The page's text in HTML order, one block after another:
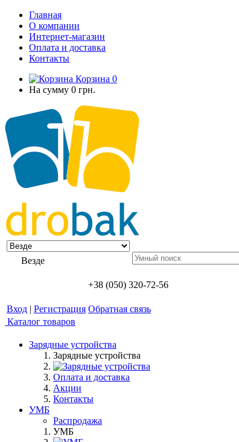
Главная
О компании
Интернет-магазин
Оплата и доставка
Контакты
Корзина 0
На сумму 0 грн.
Везде
+38 (050) 320-72-56
Вход | Регистрация Обратная связь
Каталог товаров
Зарядные устройства
Зарядные устройства
Оплата и доставка
Акции
Контакты
УМБ
Распродажа
УМБ